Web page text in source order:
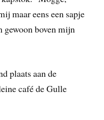
maar eens een sapje
gewoon boven mijn
plaats aan de
café de Gulle